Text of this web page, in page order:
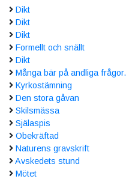
Dikt
Dikt
Dikt
Formellt och snällt
Dikt
Många bär på andliga frågor.
Kyrkostämning
Den stora gåvan
Skilsmässa
Själaspis
Obekräftad
Naturens gravskrift
Avskedets stund
Mötet